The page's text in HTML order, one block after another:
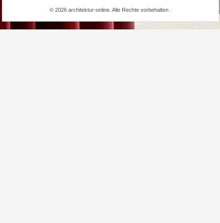
© 2026 architektur-online. Alle Rechte vorbehalten .